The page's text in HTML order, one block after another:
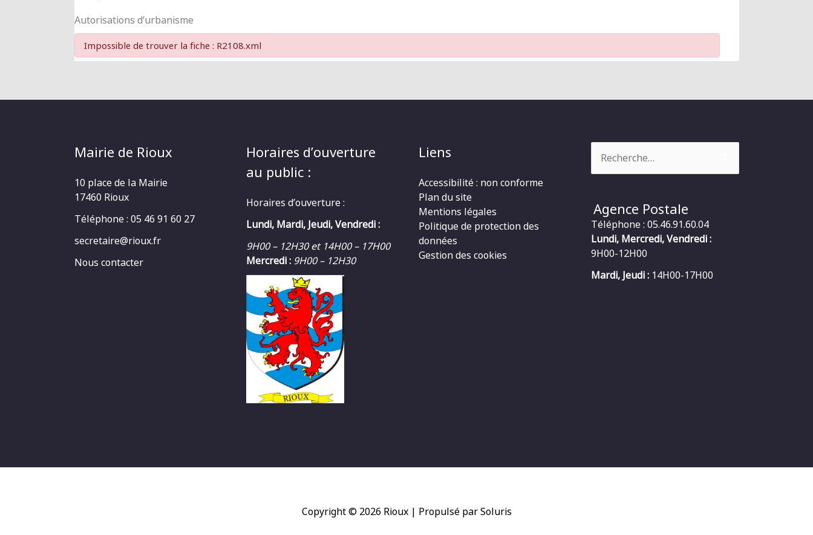
Autorisations d’urbanisme
Impossible de trouver la fiche : R2108.xml
Mairie de Rioux
10 place de la Mairie
17460 Rioux
Téléphone : 05 46 91 60 27
secretaire@rioux.fr
Nous contacter
Horaires d’ouverture
au public :
Horaires d’ouverture :
Lundi, Mardi, Jeudi, Vendredi :
9H00 – 12H30 et 14H00 – 17H00
Mercredi : 9H00 – 12H30
Liens
Accessibilité : non conforme
Plan du site
Mentions légales
Politique de protection des
données
Gestion des cookies
Agence Postale
Téléphone : 05.46.91.60.04
Lundi, Mercredi, Vendredi :
9H00-12H00
Mardi, Jeudi : 14H00-17H00
Copyright © 2026 Rioux| Propulsé par Soluris